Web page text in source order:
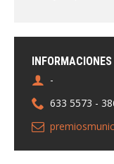
INFORMACIONES
-
633 5573 -